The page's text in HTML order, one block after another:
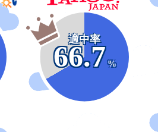
適中率
66.7
%